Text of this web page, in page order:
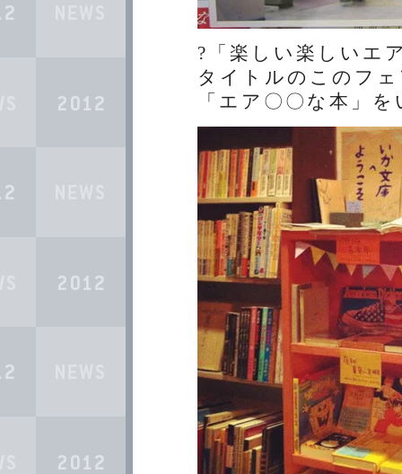
?「楽しい楽しいエ
タイトルのこのフ
「エア〇〇な本」